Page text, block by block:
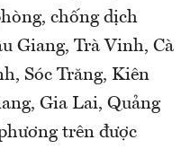
chống dịch
Giang, Trà Vinh, Cà
Sóc Trăng, Kiên
Gia Lai, Quảng
trên được